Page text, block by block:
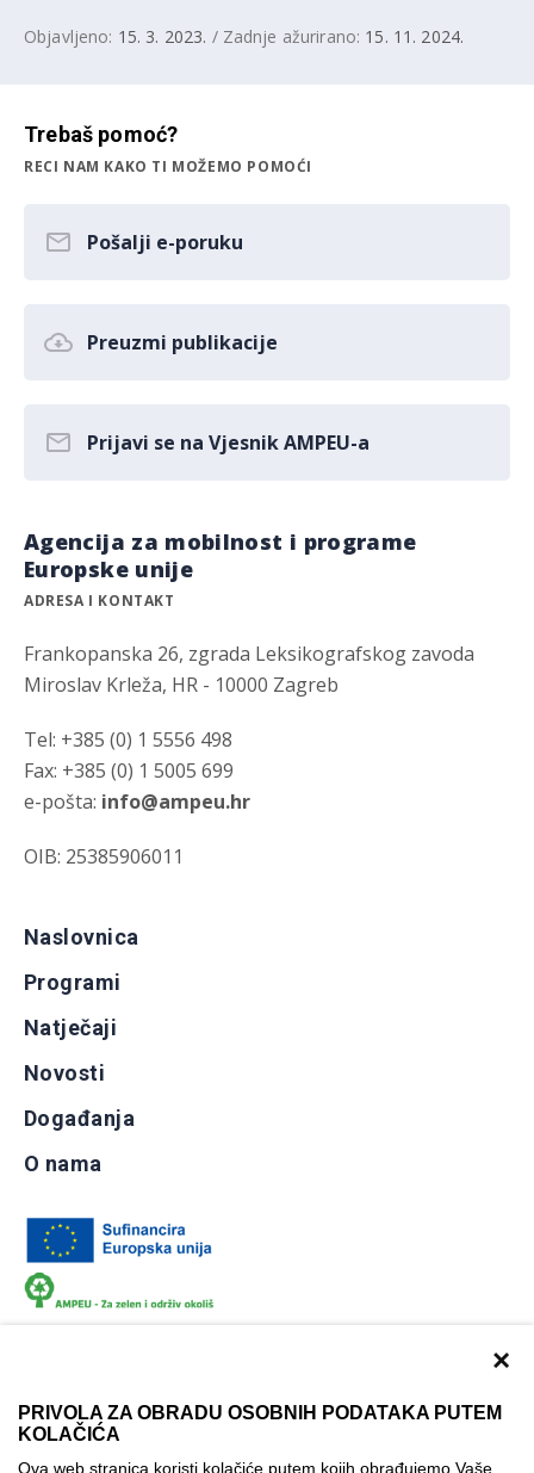
×
PRIVOLA ZA OBRADU OSOBNIH PODATAKA PUTEM
KOLAČIĆA
Ova web stranica koristi kolačiće putem kojih obrađujemo Vaše
Objavljeno: 15. 3. 2023. / Zadnje ažurirano: 15. 11. 2024.
Trebaš pomoć?
RECI NAM KAKO TI MOŽEMO POMOĆI
Pošalji e-poruku
Preuzmi publikacije
Prijavi se na Vjesnik AMPEU-a
Agencija za mobilnost i programe
Europske unije
ADRESA I KONTAKT
Frankopanska 26, zgrada Leksikografskog zavoda
Miroslav Krleža, HR - 10000 Zagreb
Tel: +385 (0) 1 5556 498
Fax: +385 (0) 1 5005 699
e-pošta: info@ampeu.hr
OIB: 25385906011
Naslovnica
Programi
Natječaji
Novosti
Događanja
O nama